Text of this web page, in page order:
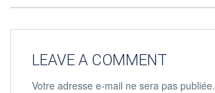
LEAVE A COMMENT
Votre adresse e-mail ne sera pas publiée.